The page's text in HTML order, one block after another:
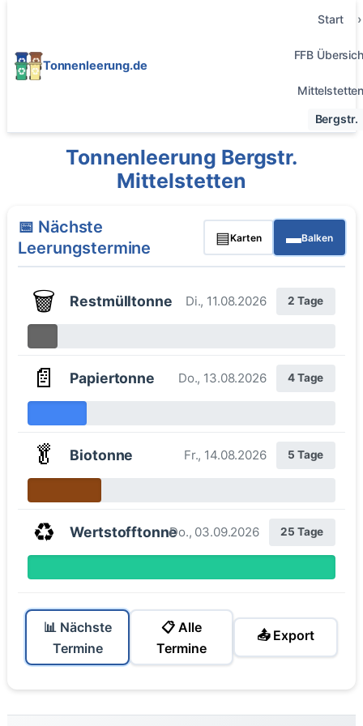
Tonnenleerung.de
Start
FFB
Bergstr.
Tonnenleerung Bergstr.
Mittelstetten
📅 Nächste
Leerungstermine
▤Karten ▬Balken
🗑️ Restmülltonne Di., 11.08.2026 2 Tage
📄 Papiertonne Do., 13.08.2026 4 Tage
🥬 Biotonne Fr., 14.08.2026 5 Tage
♻️ WertstofftonneDo., 03.09.2026 25 Tage
📊 Nächste
Termine
📋 Alle
Termine
📤 Export